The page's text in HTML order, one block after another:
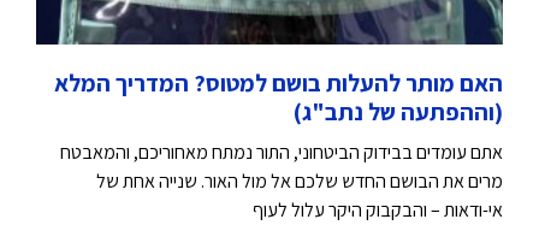
האם מותר להעלות בושם למטוס? המדריך המלא
(וההפתעה של נתב"ג)
אתם עומדים בבידוק הביטחוני, התור נמתח מאחוריכם, והמאבטח
מרים את הבושם החדש שלכם אל מול האור. שנייה אחת של
אי-ודאות – והבקבוק היקר עלול לעוף